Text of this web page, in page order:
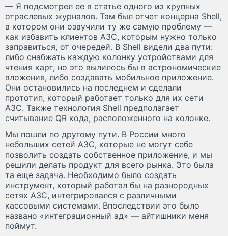
— Я подсмотрел ее в статье одного из крупных
отраслевых журналов. Там был отчет концерна Shell,
в котором они озвучили ту же самую проблему —
как избавить клиентов АЗС, которым нужно только
заправиться, от очередей. В Shell видели два пути:
либо снабжать каждую колонку устройствами для
чтения карт, но это вылилось бы в астрономические
вложения, либо создавать мобильное приложение.
Они остановились на последнем и сделали
прототип, который работает только для их сети
АЗС. Также технология Shell предполагает
считывание QR кода, расположенного на колонке.
Мы пошли по другому пути. В России много
небольших сетей АЗС, которые не могут себе
позволить создать собственное приложение, и мы
решили делать продукт для всего рынка. Это была
та еще задача. Необходимо было создать
инструмент, который работал бы на разнородных
сетях АЗС, интегрировался с различными
кассовыми системами. Впоследствии это было
названо «интеграционный ад» — айтишники меня
поймут.